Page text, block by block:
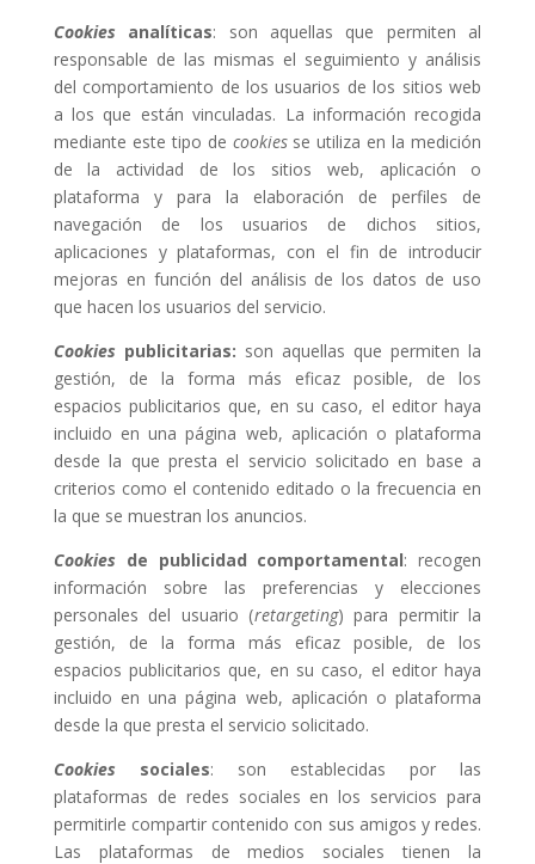
Cookies analíticas: son aquellas que permiten al
responsable de las mismas el seguimiento y análisis
del comportamiento de los usuarios de los sitios web
a los que están vinculadas. La información recogida
mediante este tipo de cookies se utiliza en la medición
de la actividad de los sitios web, aplicación o
plataforma y para la elaboración de perfiles de
navegación de los usuarios de dichos sitios,
aplicaciones y plataformas, con el fin de introducir
mejoras en función del análisis de los datos de uso
que hacen los usuarios del servicio.
Cookies publicitarias: son aquellas que permiten la
gestión, de la forma más eficaz posible, de los
espacios publicitarios que, en su caso, el editor haya
incluido en una página web, aplicación o plataforma
desde la que presta el servicio solicitado en base a
criterios como el contenido editado o la frecuencia en
la que se muestran los anuncios.
Cookies de publicidad comportamental: recogen
información sobre las preferencias y elecciones
personales del usuario (retargeting) para permitir la
gestión, de la forma más eficaz posible, de los
espacios publicitarios que, en su caso, el editor haya
incluido en una página web, aplicación o plataforma
desde la que presta el servicio solicitado.
Cookies sociales: son establecidas por las
plataformas de redes sociales en los servicios para
permitirle compartir contenido con sus amigos y redes.
Las plataformas de medios sociales tienen la